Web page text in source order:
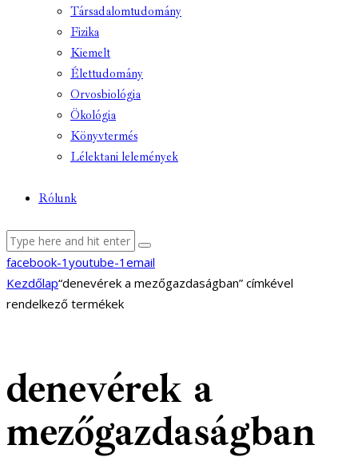
Társadalomtudomány
Fizika
Kiemelt
Élettudomány
Orvosbiológia
Ökológia
Könyvtermés
Lélektani lelemények
Rólunk
facebook-1 youtube-1 email
Kezdőlap“denevérek a mezőgazdaságban” címkével
rendelkező termékek
denevérek a
mezőgazdaságban